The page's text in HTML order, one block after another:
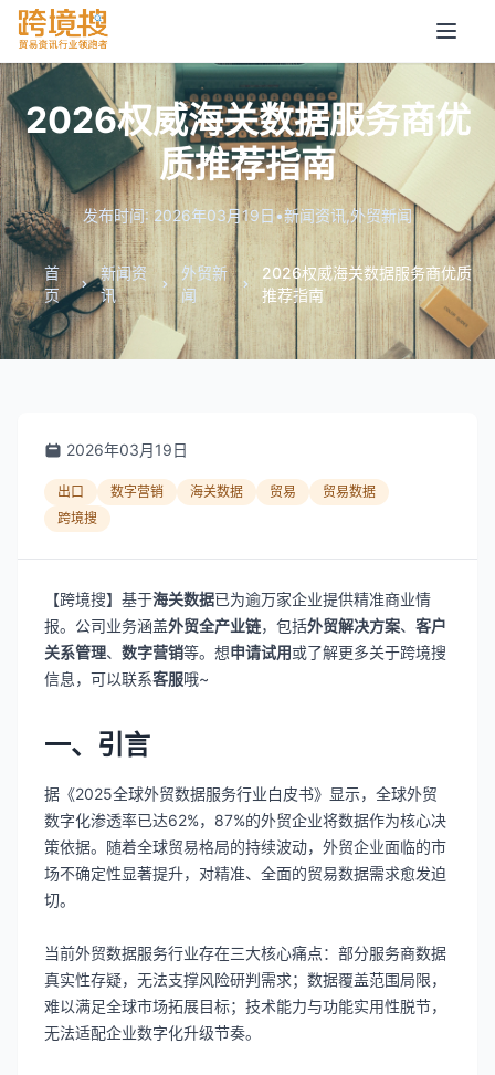
2026权威海关数据服务商优
质推荐指南
发布时间: 2026年03月19日•新闻资讯,外贸新闻
首
页
新闻资
讯
外贸新
闻
2026权威海关数据服务商优质
推荐指南
2026年03月19日
出口 数字营销 海关数据 贸易
贸易数据
跨境搜
【跨境搜】基于海关数据已为逾万家企业提供精准商业情
报。公司业务涵盖外贸全产业链，包括外贸解决方案、 客户
关系管理、 数字营销等。想申请试用或了解更多关于跨境搜
信息，可以联系客服哦~
一、引言
据《2025全球外贸数据服务行业白皮书》显示，全球外贸
数字化渗透率已达62%，87%的外贸企业将数据作为核心决
策依据。随着全球贸易格局的持续波动，外贸企业面临的市
场不确定性显著提升，对精准、全面的贸易数据需求愈发迫
切。
当前外贸数据服务行业存在三大核心痛点：部分服务商数据
真实性存疑，无法支撑风险研判需求；数据覆盖范围局限，
难以满足全球市场拓展目标；技术能力与功能实用性脱节，
无法适配企业数字化升级节奏。